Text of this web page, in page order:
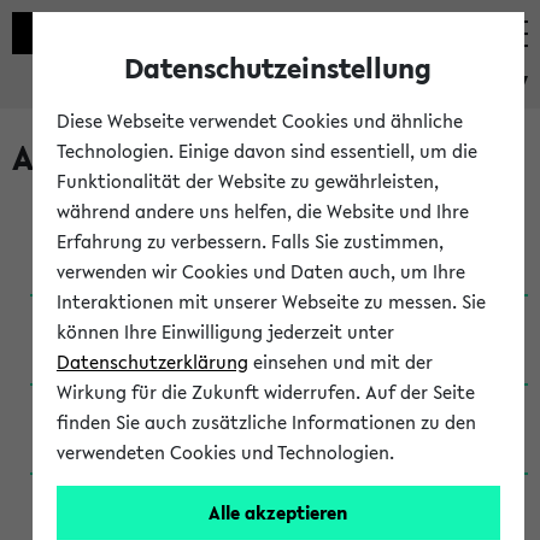
eKVV
Archivierte Studiengänge
Anglistik: British and American Studies / B.A.
(Einschreibung bis WiSe 16/17)
Anglistik: British and American Studies / B.A.
(Einschreibung bis SoSe 2015)
Anglistik: British and American Studies / B.A.
(Einschreibung bis SoSe 2013)
Anglistik: British and American Studies / Ba
(Einschreibung bis SoSe 2011)
Datenschutzeinstellung
Diese Webseite verwendet Cookies und ähnliche
Technologien. Einige davon sind essentiell, um die
Funktionalität der Website zu gewährleisten,
während andere uns helfen, die Website und Ihre
Erfahrung zu verbessern. Falls Sie zustimmen,
verwenden wir Cookies und Daten auch, um Ihre
Interaktionen mit unserer Webseite zu messen. Sie
können Ihre Einwilligung jederzeit unter
Datenschutzerklärung einsehen und mit der
Wirkung für die Zukunft widerrufen. Auf der Seite
finden Sie auch zusätzliche Informationen zu den
verwendeten Cookies und Technologien.
Alle akzeptieren